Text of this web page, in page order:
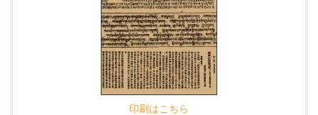
印刷はこちら